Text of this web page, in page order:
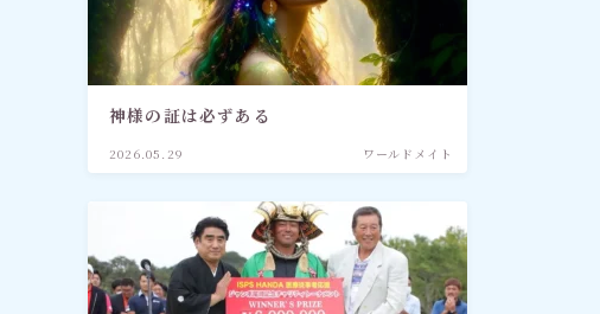
神様の証は必ずある
2026.05.29 ワールドメイト